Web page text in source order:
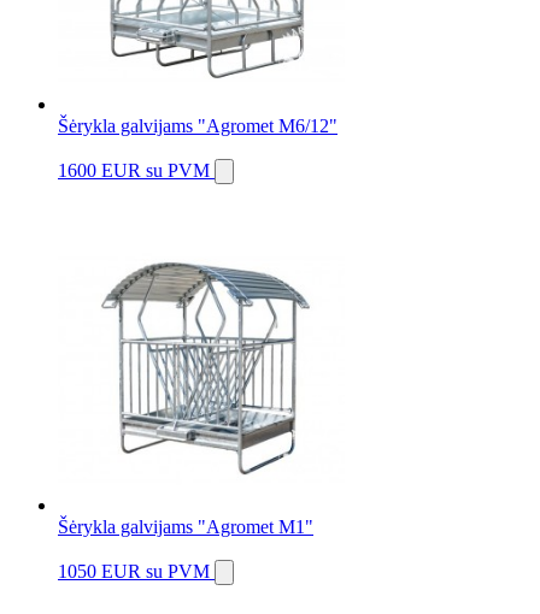
Šėrykla galvijams "Agromet M6/12"
1600 EUR su PVM
Šėrykla galvijams "Agromet M1"
1050 EUR su PVM